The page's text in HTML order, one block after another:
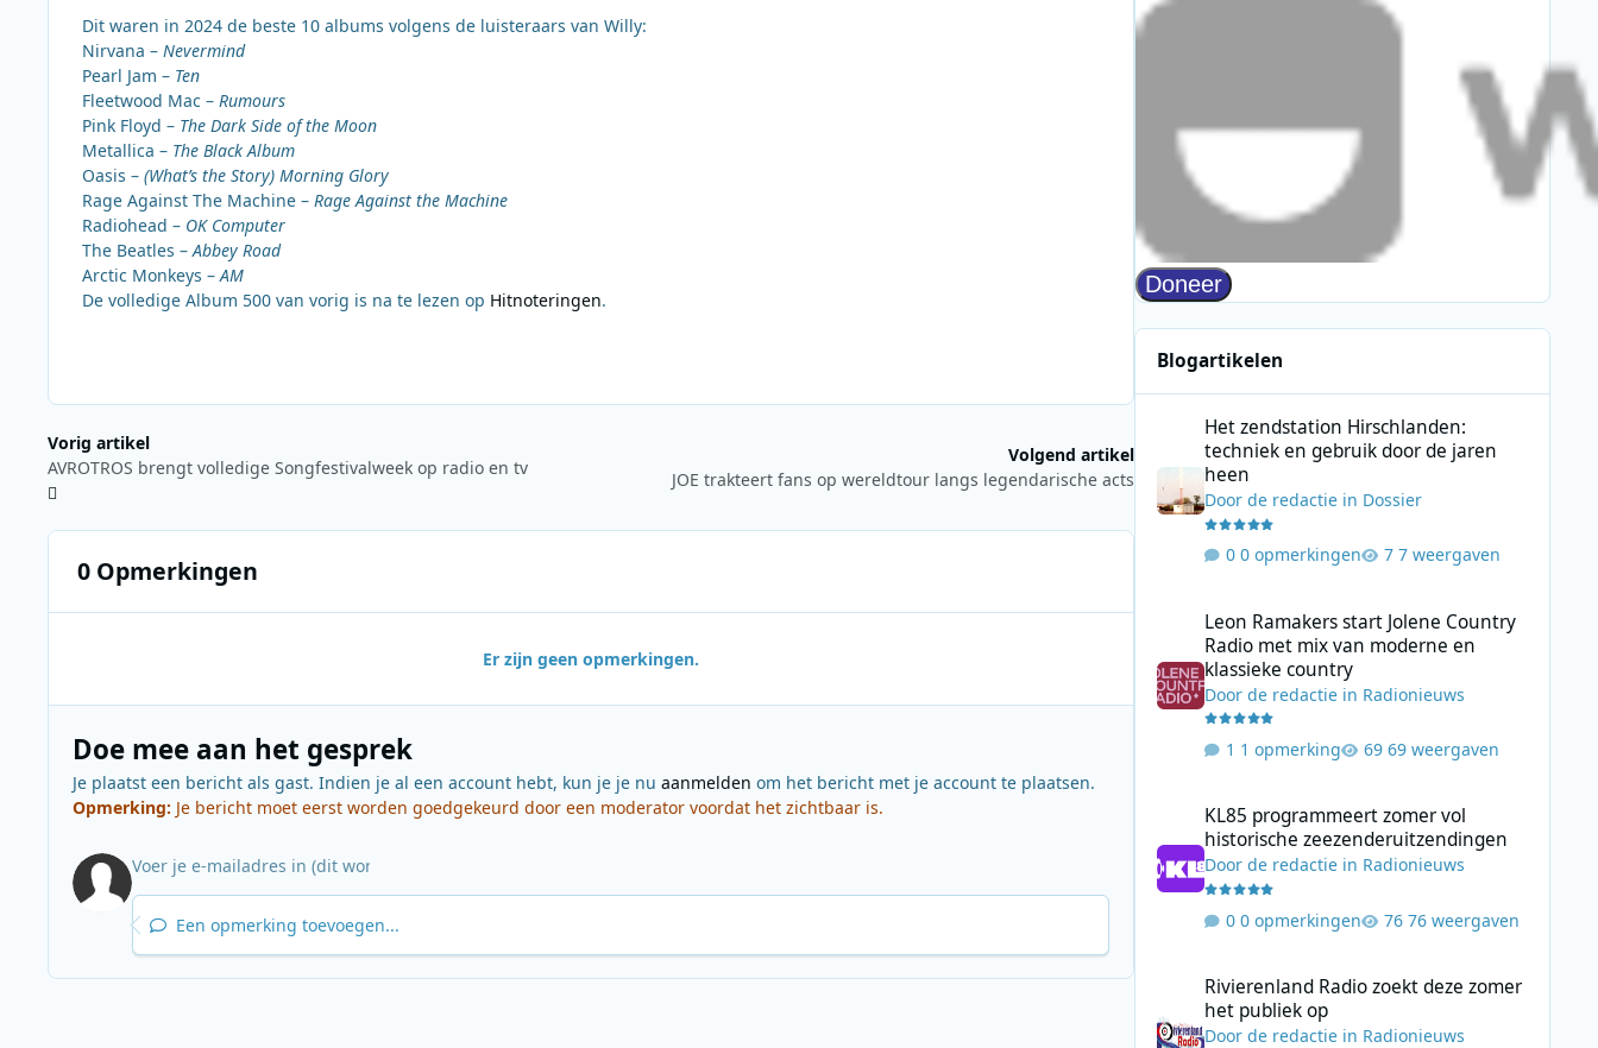
Dit waren in 2024 de beste 10 albums volgens de luisteraars van Willy:
Nirvana – Nevermind
Pearl Jam – Ten
Fleetwood Mac – Rumours
Pink Floyd – The Dark Side of the Moon
Metallica – The Black Album
Oasis – (What’s the Story) Morning Glory
Rage Against The Machine – Rage Against the Machine
Radiohead – OK Computer
The Beatles – Abbey Road
Arctic Monkeys – AM
De volledige Album 500 van vorig is na te lezen op Hitnoteringen.
Vorig artikel
AVROTROS brengt volledige Songfestivalweek op radio en tv
Volgend artikel
JOE trakteert fans op wereldtour langs legendarische acts
0 Opmerkingen
Er zijn geen opmerkingen.
Doe mee aan het gesprek
Je plaatst een bericht als gast. Indien je al een account hebt, kun je je nu aanmelden om het bericht met je account te plaatsen.
Opmerking: Je bericht moet eerst worden goedgekeurd door een moderator voordat het zichtbaar is.
Een opmerking toevoegen...
Blogartikelen
Het zendstation Hirschlanden: techniek en gebruik door
Het zendstation Hirschlanden:
techniek en gebruik door de jaren
heen
Door de redactiein Dossier
0 opmerkingen 7 weergaven
Leon Ramakers start Jolene Country
Radio met mix van moderne en
klassieke country
Door de redactiein Radionieuws
1 opmerking 69 weergaven
KL85 programmeert zomer vol
historische zeezenderuitzendingen
Door de redactiein Radionieuws
0 opmerkingen 76 weergaven
Rivierenland Radio zoekt deze zomer
het publiek op
Door de redactiein Radionieuws